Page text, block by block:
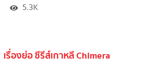
5.3K
เรื่องย่อ ซีรีส์เกาหลี Chimera